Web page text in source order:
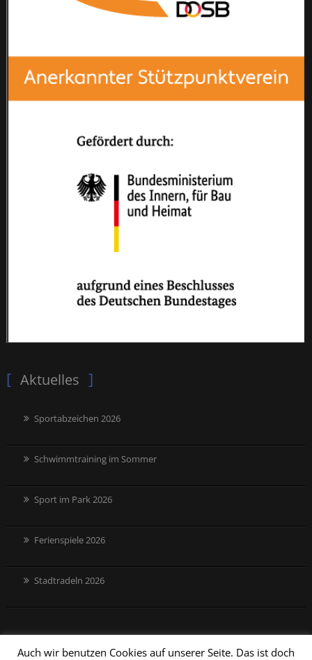
Aktuelles
Sportabzeichen 2026
Schwimmtraining im Sommer
Sport im Park 2026
Ferienspiele 2026
Stadtradeln 2026
Auch wir benutzen Cookies auf unserer Seite. Das ist doch